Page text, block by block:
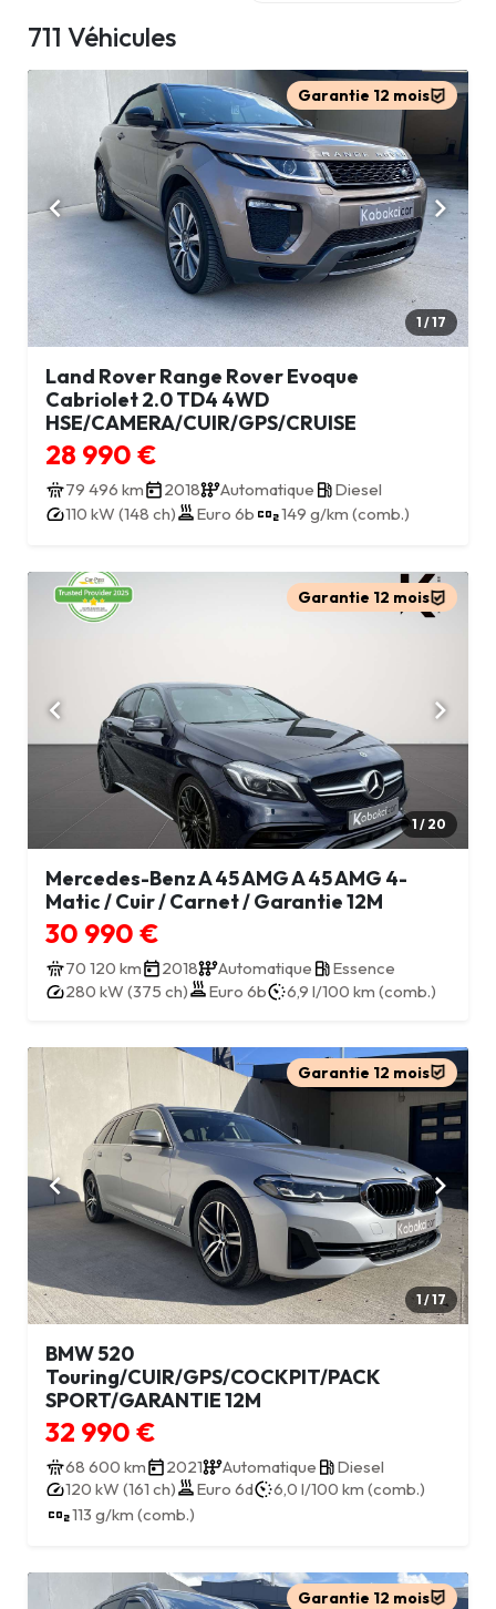
711 Véhicules
Garantie 12 mois
1 / 17
Land Rover Range Rover Evoque
Cabriolet 2.0 TD4 4WD
HSE/CAMERA/CUIR/GPS/CRUISE
28 990 €
79 496 km 2018 Automatique
Diesel
110 kW (148 ch)
Euro 6b 149 g/km (comb.)
Garantie 12 mois
1 / 20
Mercedes-Benz A 45 AMG A 45 AMG 4-
Matic / Cuir / Carnet / Garantie 12M
30 990 €
70 120 km 2018 Automatique
Essence
280 kW (375 ch)
Euro 6b 6,9 l/100 km (comb.)
Garantie 12 mois
1 / 17
BMW 520
Touring/CUIR/GPS/COCKPIT/PACK
SPORT/GARANTIE 12M
32 990 €
68 600 km 2021 Automatique
Diesel
120 kW (161 ch)
Euro 6d
6,0 l/100 km (comb.)
113 g/km (comb.)
Garantie 12 mois